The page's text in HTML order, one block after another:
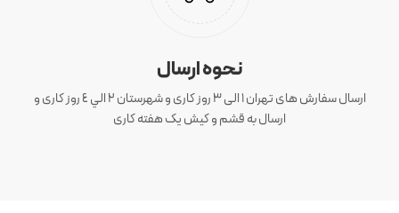
نحوه ارسال
ارسال سفارش های تهران 1 الی 3 روز کاری و شهرستان ٢ الي ٤ روز کاری و
ارسال به قشم و کیش یک هفته کاری